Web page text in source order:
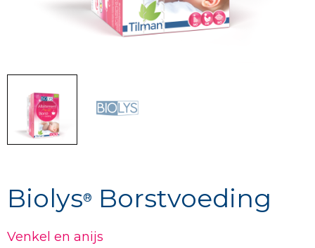
Biolys® Borstvoeding
Venkel en anijs